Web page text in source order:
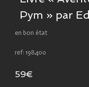
Pym » par
en bon état
ref: 198400
59€